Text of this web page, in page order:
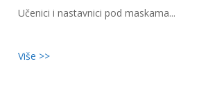
Učenici i nastavnici pod maskama...
Više >>